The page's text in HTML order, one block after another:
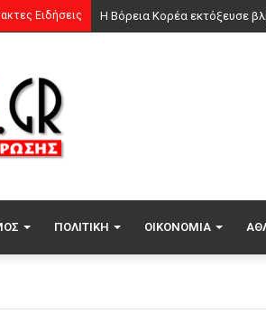
Ειδήσεις
ΠΟΛΙΤΙΚΉ ΟΙΚΟΝΟΜΊΑ